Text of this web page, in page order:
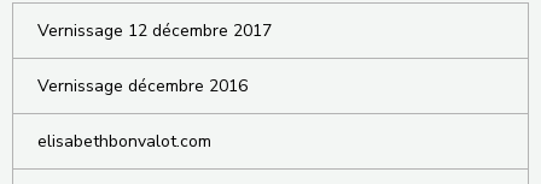
Vernissage 12 décembre 2017
Vernissage décembre 2016
elisabethbonvalot.com